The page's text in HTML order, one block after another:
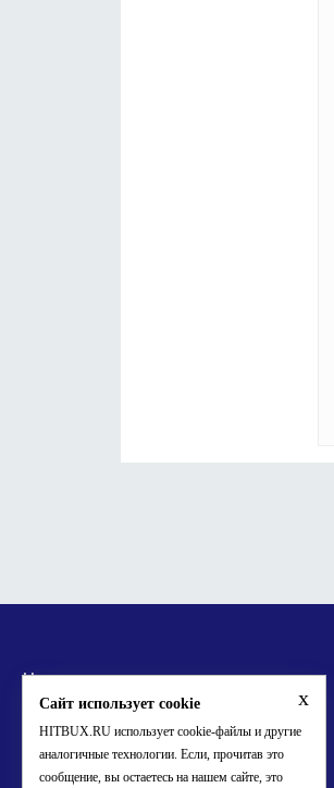
Новые пользователи
x
Сайт использует cookie
HITBUX.RU использует cookie-файлы и другие
аналогичные технологии. Если, прочитав это
сообщение, вы остаетесь на нашем сайте, это